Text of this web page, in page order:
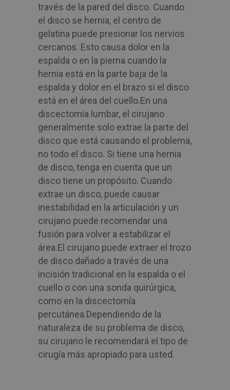
través de la pared del disco. Cuando
el disco se hernia, el centro de
gelatina puede presionar los nervios
cercanos. Esto causa dolor en la
espalda o en la pierna cuando la
hernia está en la parte baja de la
espalda y dolor en el brazo si el disco
está en el área del cuello.En una
discectomía lumbar, el cirujano
generalmente solo extrae la parte del
disco que está causando el problema,
no todo el disco. Si tiene una hernia
de disco, tenga en cuenta que un
disco tiene un propósito. Cuando
extrae un disco, puede causar
inestabilidad en la articulación y un
cirujano puede recomendar una
fusión para volver a estabilizar el
área.El cirujano puede extraer el trozo
de disco dañado a través de una
incisión tradicional en la espalda o el
cuello o con una sonda quirúrgica,
como en la discectomía
percutánea.Dependiendo de la
naturaleza de su problema de disco,
su cirujano le recomendará el tipo de
cirugía más apropiado para usted.